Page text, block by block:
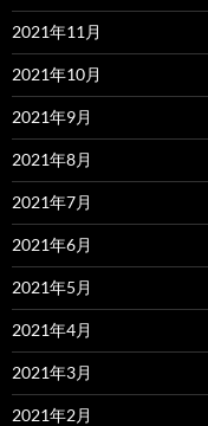
2021年11月
2021年10月
2021年9月
2021年8月
2021年7月
2021年6月
2021年5月
2021年4月
2021年3月
2021年2月